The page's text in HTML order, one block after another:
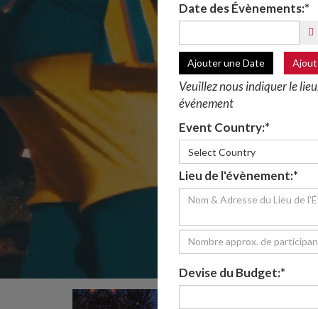
Date des Évènements:*
Ajouter une Date
Veuillez nous indiquer le
événement
Event Country:*
Select Country
Lieu de l'évènement:*
Devise du Budget:*